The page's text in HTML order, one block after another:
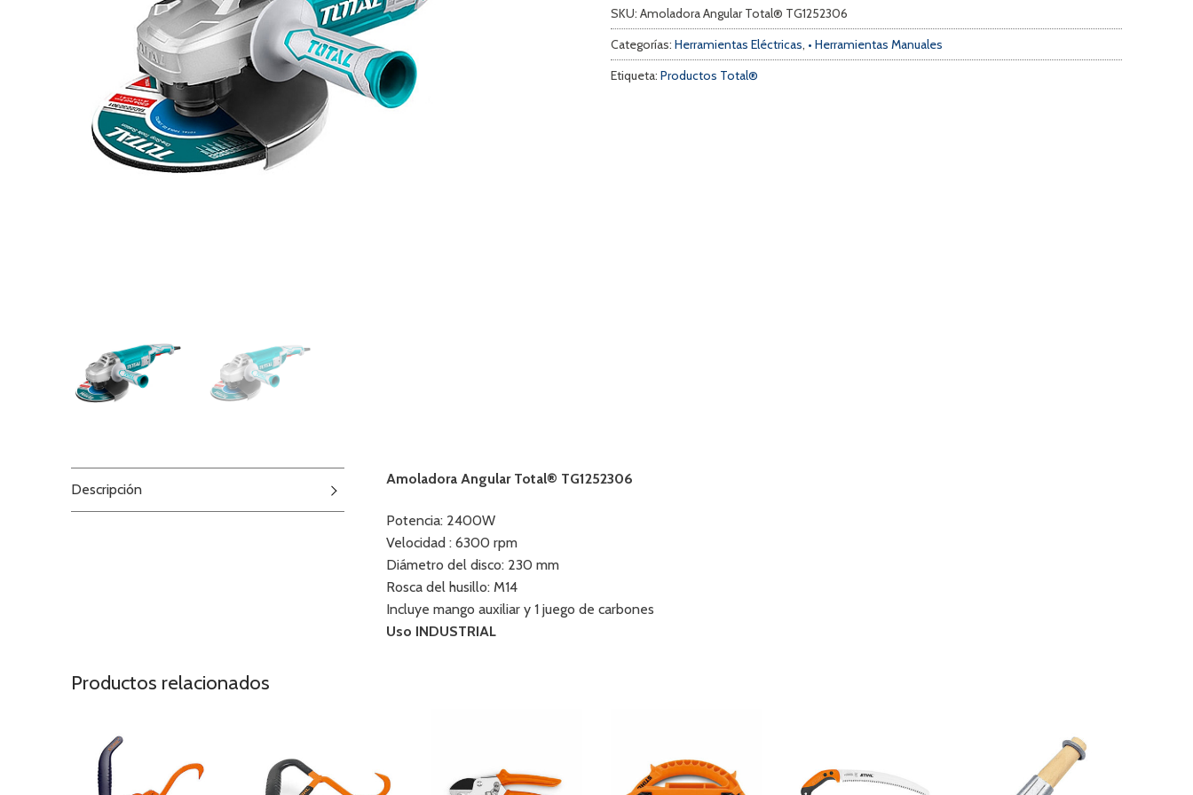
Servicio Técnico
Contacto
Búsqueda
SKU: Amoladora Angular Total® TG1252306
Categorías: Herramientas Eléctricas, • Herramientas Manuales
Etiqueta: Productos Total®
Descripción
Amoladora Angular Total® TG1252306
Potencia: 2400W
Velocidad : 6300 rpm
Diámetro del disco: 230 mm
Rosca del husillo: M14
Incluye mango auxiliar y 1 juego de carbones
Uso INDUSTRIAL
Productos relacionados